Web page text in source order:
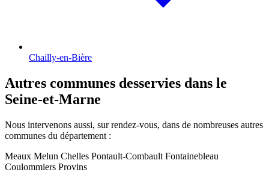
Chailly-en-Bière
Autres communes desservies dans le
Seine-et-Marne
Nous intervenons aussi, sur rendez-vous, dans de nombreuses autres
communes du département :
Meaux Melun Chelles Pontault-Combault Fontainebleau
Coulommiers Provins